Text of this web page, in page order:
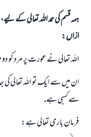
ہمہ قسم کی حمد اللہ تعالی کے
ازاں:
اللہ تعالى نے عورت پر مرد كو
ان ميں سے ايك تو اللہ
سے كسبى ہے.
فرمان بارى تعالى ہے: